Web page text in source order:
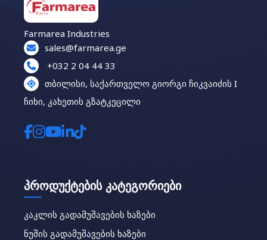
Farmarea Industries
sales@farmarea.ge
+032 2 04 44 33
თბილისი, საქართველო გიორგი ჩიკვაიძის I
ჩიხი, კახეთის გზატკეცილი
პროდუქტების კატეგორიები
კაკლის გადამუშავების ხაზები
ნუშის გადამუშავების ხაზები